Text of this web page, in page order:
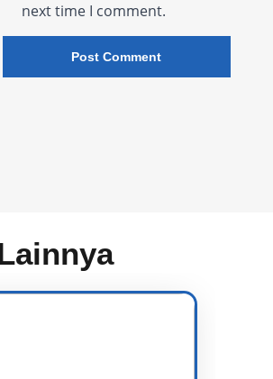
next time I comment.